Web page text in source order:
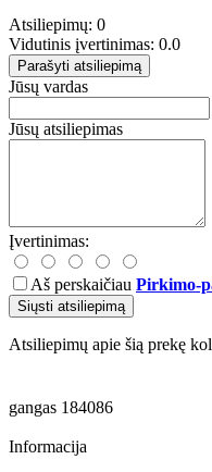
Atsiliepimų: 0
Vidutinis įvertinimas: 0.0
Parašyti atsiliepimą
Jūsų vardas
Jūsų atsiliepimas
Įvertinimas:
Aš perskaičiau Pirkimo-
Siųsti atsiliepimą
Atsiliepimų apie šią prekę
gangas 184086
Informacija